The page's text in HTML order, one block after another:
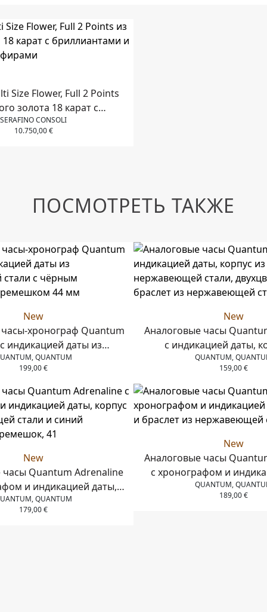
Size Flower, Full 2 Points
золота 18 карат с
и розовыми
сапфирами
SERAFINO CONSOLI
10.750,00€
ПОСМОТРЕТЬ ТАКЖЕ
New
хронограф Quantum
индикацией даты из
стали с чёрным
ремешком 44 мм
QUANTUM
199,00€
New
Аналоговые часы
с индикацией даты,
нержавеющей стали,
браслет из
QUANTUM,
159,00€
New
Quantum Adrenaline
и индикацией даты,
нержавеющей стали и
ремешок, 41
QUANTUM
179,00€
New
Аналоговые часы
с хронографом и
корпус и браслет из
стали, 42 мм
QUANTUM,
189,00€